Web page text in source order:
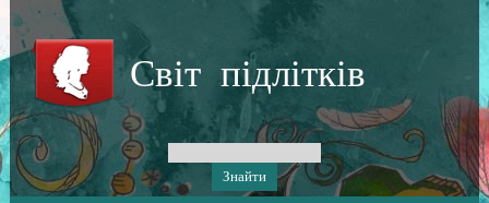
Світ підлітків